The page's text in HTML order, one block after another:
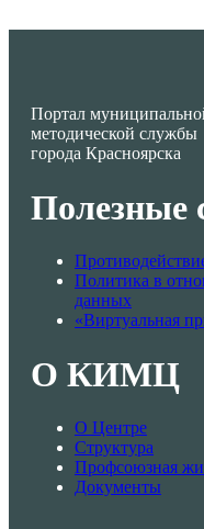
Портал
методической службы
города Красноярска
Полезные
Политика в
данных
«Виртуальная
О КИМЦ
О Центре
Структура
Профсоюзная
Документы